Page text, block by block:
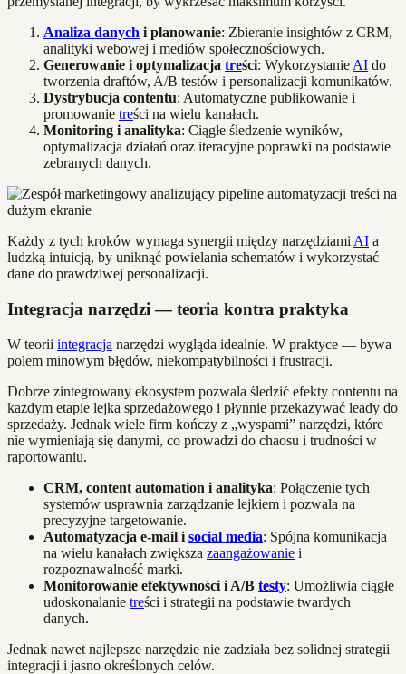
Analiza danych i planowanie: Zbieranie insightów z CRM,
analityki webowej i mediów społecznościowych.
Generowanie i optymalizacja treści: Wykorzystanie AI do
tworzenia draftów, A/B testów i personalizacji komunikatów.
Dystrybucja contentu: Automatyczne publikowanie i
promowanie treści na wielu kanałach.
Monitoring i analityka: Ciągłe śledzenie wyników,
optymalizacja działań oraz iteracyjne poprawki na podstawie
zebranych danych.
Każdy z tych kroków wymaga synergii między narzędziami AI a
ludzką intuicją, by uniknąć powielania schematów i wykorzystać
dane do prawdziwej personalizacji.
Integracja narzędzi — teoria kontra praktyka
W teorii integracja narzędzi wygląda idealnie. W praktyce — bywa
polem minowym błędów, niekompatybilności i frustracji.
Dobrze zintegrowany ekosystem pozwala śledzić efekty contentu na
każdym etapie lejka sprzedażowego i płynnie przekazywać leady do
sprzedaży. Jednak wiele firm kończy z „wyspami” narzędzi, które
nie wymieniają się danymi, co prowadzi do chaosu i trudności w
raportowaniu.
CRM, content automation i analityka: Połączenie tych
systemów usprawnia zarządzanie lejkiem i pozwala na
precyzyjne targetowanie.
Automatyzacja e-mail i social media: Spójna komunikacja
na wielu kanałach zwiększa zaangażowanie i
rozpoznawalność marki.
Monitorowanie efektywności i A/B testy: Umożliwia ciągłe
udoskonalanie treści i strategii na podstawie twardych
danych.
Jednak nawet najlepsze narzędzie nie zadziała bez solidnej strategii
integracji i jasno określonych celów.